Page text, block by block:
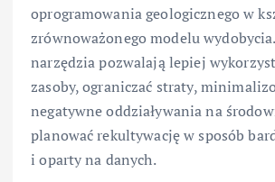
oprogramowania geologicznego w
zrównoważonego modelu
narzędzia pozwalają lepiej
zasoby, ograniczać straty,
negatywne oddziaływania na
planować rekultywację w sposób
i oparty na danych.